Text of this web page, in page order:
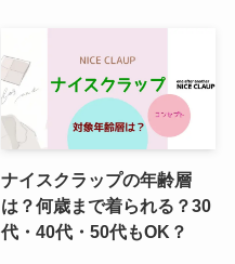
ナイスクラップの年齢層
は？何歳まで着られる？30
代・40代・50代もOK？